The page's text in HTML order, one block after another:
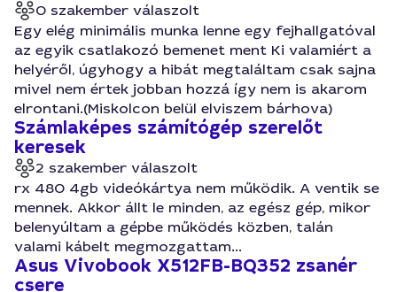
0 szakember válaszolt
Egy elég minimális munka lenne egy fejhallgatóval
az egyik csatlakozó bemenet ment Ki valamiért a
helyéről, úgyhogy a hibát megtaláltam csak sajna
mivel nem értek jobban hozzá így nem is akarom
elrontani.(Miskolcon belül elviszem bárhova)
Számlaképes számítógép szerelőt
keresek
2 szakember válaszolt
rx 480 4gb videókártya nem működik. A ventik se
mennek. Akkor állt le minden, az egész gép, mikor
belenyúltam a gépbe működés közben, talán
valami kábelt megmozgattam...
Asus Vivobook X512FB-BQ352 zsanér
csere